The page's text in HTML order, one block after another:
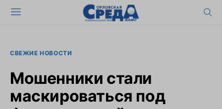
СВЕЖИЕ НОВОСТИ
Мошенники стали
маскироваться под